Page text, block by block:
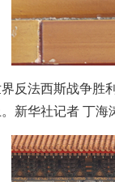
反法西斯战争胜
新华社记者 丁海